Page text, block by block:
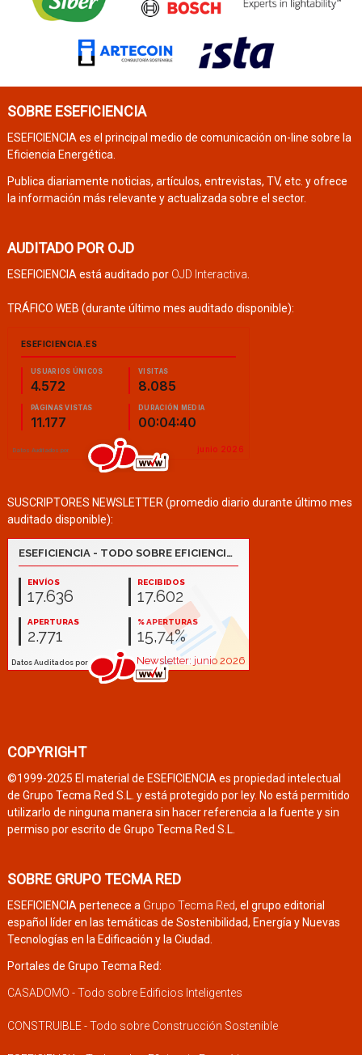
SOBRE ESEFICIENCIA
ESEFICIENCIA es el principal medio de comunicación on-line sobre la
Eficiencia Energética.
Publica diariamente noticias, artículos, entrevistas, TV, etc. y ofrece
la información más relevante y actualizada sobre el sector.
AUDITADO POR OJD
ESEFICIENCIA está auditado por OJD Interactiva.
TRÁFICO WEB (durante último mes auditado disponible):
SUSCRIPTORES NEWSLETTER (promedio diario durante último mes
auditado disponible):
COPYRIGHT
©1999-2025 El material de ESEFICIENCIA es propiedad intelectual
de Grupo Tecma Red S.L. y está protegido por ley. No está permitido
utilizarlo de ninguna manera sin hacer referencia a la fuente y sin
permiso por escrito de Grupo Tecma Red S.L.
SOBRE GRUPO TECMA RED
ESEFICIENCIA pertenece a Grupo Tecma Red, el grupo editorial
español líder en las temáticas de Sostenibilidad, Energía y Nuevas
Tecnologías en la Edificación y la Ciudad.
Portales de Grupo Tecma Red:
CASADOMO - Todo sobre Edificios Inteligentes
CONSTRUIBLE - Todo sobre Construcción Sostenible